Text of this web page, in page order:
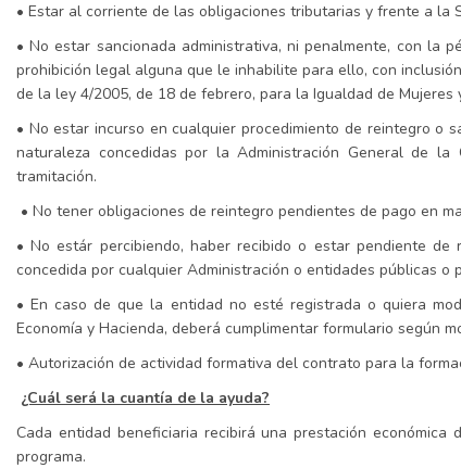
• Estar al corriente de las obligaciones tributarias y frente a la
• No estar sancionada administrativa, ni penalmente, con la
prohibición legal alguna que le inhabilite para ello, con
de la ley 4/2005, de 18 de febrero, para la Igualdad de
• No estar incurso en cualquier procedimiento de reintegro o
naturaleza concedidas por la Administración General de
tramitación.
• No tener obligaciones de reintegro pendientes de pago en
• No estár percibiendo, haber recibido o estar pendiente
concedida por cualquier Administración o entidades públicas o
• En caso de que la entidad no esté registrada o quiera
Economía y Hacienda, deberá cumplimentar formulario según
• Autorización de actividad formativa del contrato para la
¿Cuál será la cuantía de la ayuda?
Cada entidad beneficiaria recibirá una prestación
programa.